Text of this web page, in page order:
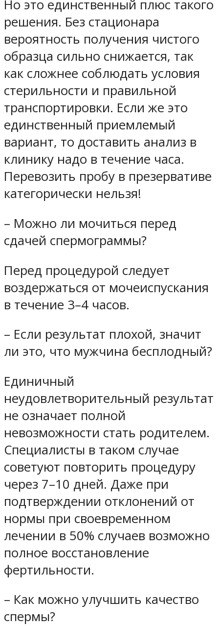
Но это единственный плюс такого
решения. Без стационара
вероятность получения чистого
образца сильно снижается, так
как сложнее соблюдать условия
стерильности и правильной
транспортировки. Если же это
единственный приемлемый
вариант, то доставить анализ в
клинику надо в течение часа.
Перевозить пробу в презервативе
категорически нельзя!
– Можно ли мочиться перед
сдачей спермограммы?
Перед процедурой следует
воздержаться от мочеиспускания
в течение 3–4 часов.
– Если результат плохой, значит
ли это, что мужчина бесплодный?
Единичный
неудовлетворительный результат
не означает полной
невозможности стать родителем.
Специалисты в таком случае
советуют повторить процедуру
через 7–10 дней. Даже при
подтверждении отклонений от
нормы при своевременном
лечении в 50% случаев возможно
полное восстановление
фертильности.
– Как можно улучшить качество
спермы?